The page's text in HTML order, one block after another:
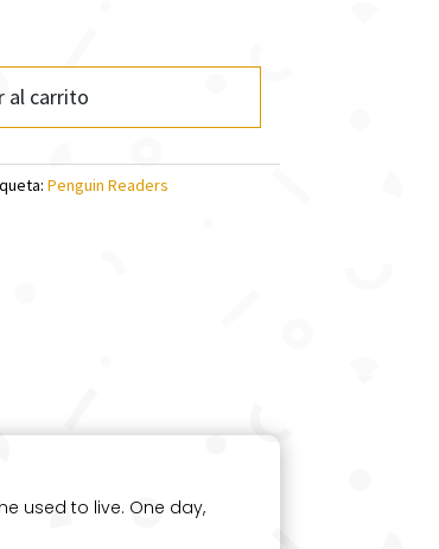
al carrito
Penguin Readers
used to live. One day,